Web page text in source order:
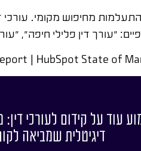
מחיפוש מקומי.
"עורך דין פלילי חיפה",
עוד על קידום לעורכי
דיגיטלית שמביאה